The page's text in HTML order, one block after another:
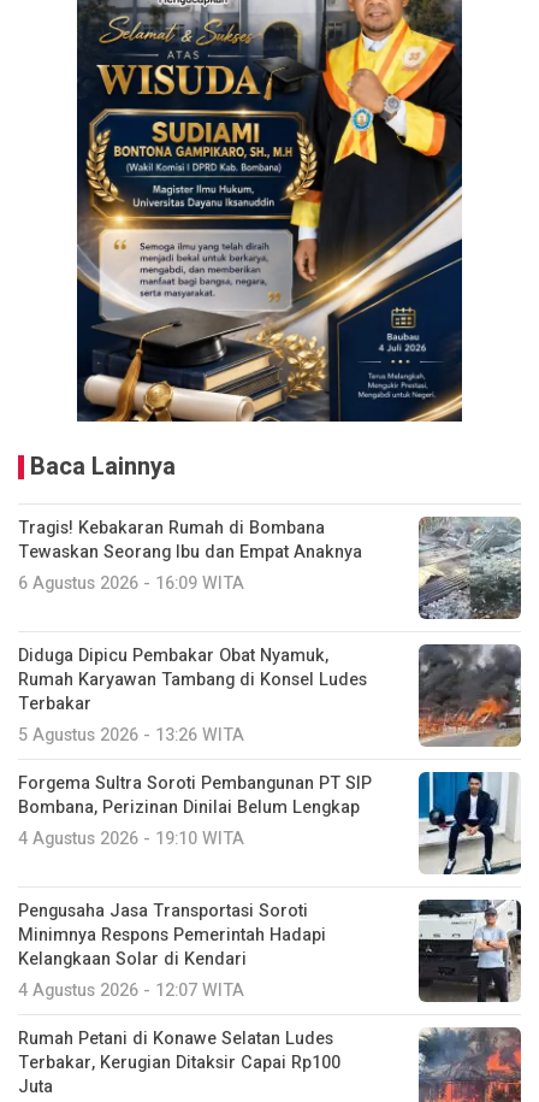
Baca Lainnya
Tragis! Kebakaran Rumah di Bombana
Tewaskan Seorang Ibu dan Empat Anaknya
6 Agustus 2026 - 16:09 WITA
Diduga Dipicu Pembakar Obat Nyamuk,
Rumah Karyawan Tambang di Konsel Ludes
Terbakar
5 Agustus 2026 - 13:26 WITA
Forgema Sultra Soroti Pembangunan PT SIP
Bombana, Perizinan Dinilai Belum Lengkap
4 Agustus 2026 - 19:10 WITA
Pengusaha Jasa Transportasi Soroti
Minimnya Respons Pemerintah Hadapi
Kelangkaan Solar di Kendari
4 Agustus 2026 - 12:07 WITA
Rumah Petani di Konawe Selatan Ludes
Terbakar, Kerugian Ditaksir Capai Rp100
Juta